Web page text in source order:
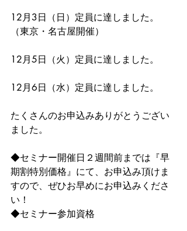
12月3日（日）定員に達しました。
（東京・名古屋開催）
12月5日（火）定員に達しました。
12月6日（水）定員に達しました。
たくさんのお申込みありがとうござい
ました。
◆セミナー開催日２週間前までは『早
期割特別価格』にて、お申込み頂けま
すので、ぜひお早めにお申込みくださ
い！
◆セミナー参加資格